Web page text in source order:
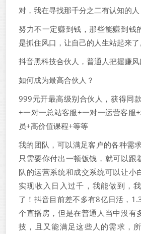
对，我在寻找那千分之二有认知的人
努力不一定赚到钱，那些能赚到钱
是抓住风口，让自己的人生站起来了
抖音黑科技合伙人，普通人把握赚风
如何成为最高合伙人？
999元开最高级别合伙人，获得同
+一对一总站客服+一对一运营客服
员+高价值课程+等等
我的团队，可以满足客户的各种需
只需要你付出一顿饭钱，就可以跟
队的运营系统和成交系统可以让小
实现收入日入过千，我能做到，
了！抖音目前差不多有8亿日活，
个直播房，但是在普通人当中没有
技，且又能满足这些人的需求，